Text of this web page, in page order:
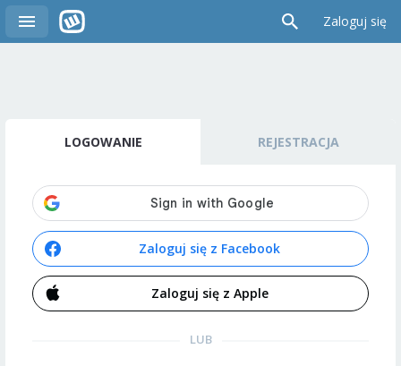
Zaloguj się
LOGOWANIE REJESTRACJA
Zaloguj się z Facebook
Zaloguj się z Apple
LUB